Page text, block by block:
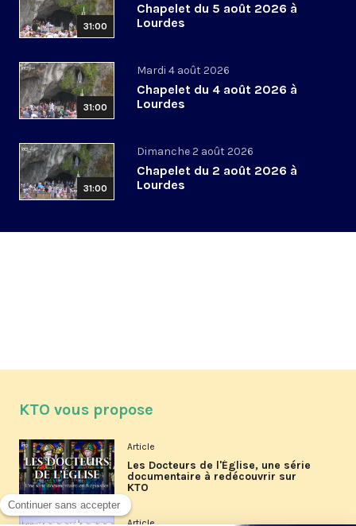
31:00
Chapelet du 5 août 2026 à
Lourdes
31:00
Mardi 4 août 2026
Chapelet du 4 août 2026 à
Lourdes
31:00
Dimanche 2 août 2026
Chapelet du 2 août 2026 à
Lourdes
KTO vous propose
Article
Les Docteurs de l'Église, une série
documentaire à redécouvrir sur
KTO
Article